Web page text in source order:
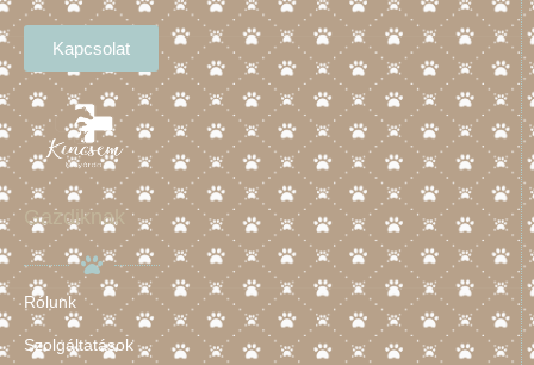
Kapcsolat
Gazdiknak
Rólunk
Szolgáltatások